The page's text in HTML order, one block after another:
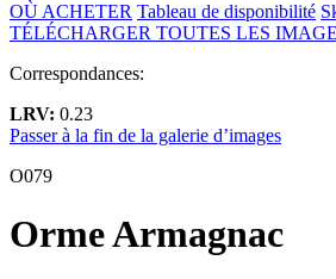
OÙ ACHETER Tableau de disponibilité
TÉLÉCHARGER TOUTES LES
Correspondances:
LRV: 0.23
Passer à la fin de la galerie d’images
O079
Orme Armagnac